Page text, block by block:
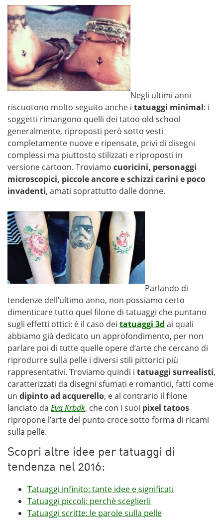
Negli ultimi anni
riscuotono molto seguito anche i tatuaggi minimal: i
soggetti rimangono quelli dei tatoo old school
generalmente, riproposti però sotto vesti
completamente nuove e ripensate, privi di disegni
complessi ma piuttosto stilizzati e riproposti in
versione cartoon. Troviamo cuoricini, personaggi
microscopici, piccole ancore e schizzi carini e poco
invadenti, amati soprattutto dalle donne.
Parlando di
tendenze dell’ultimo anno, non possiamo certo
dimenticare tutto quel filone di tatuaggi che puntano
sugli effetti ottici: è il caso dei tatuaggi 3d ai quali
abbiamo già dedicato un approfondimento, per non
parlare poi di tutte quelle opere d’arte che cercano di
riprodurre sulla pelle i diversi stili pittorici più
rappresentativi. Troviamo quindi i tatuaggi surrealisti,
caratterizzati da disegni sfumati e romantici, fatti come
un dipinto ad acquerello, e al contrario il filone
lanciato da Eva Krbdk, che con i suoi pixel tatoos
ripropone l’arte del punto croce sotto forma di ricami
sulla pelle.
Scopri altre idee per tatuaggi di
tendenza nel 2016:
Tatuaggi infinito: tante idee e significati
Tatuaggi piccoli: perchè sceglierli
Tatuaggi scritte: le parole sulla pelle